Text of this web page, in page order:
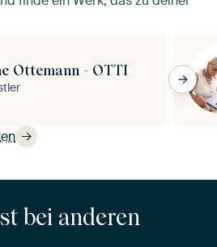
Ottemann - OTTI
bei anderen